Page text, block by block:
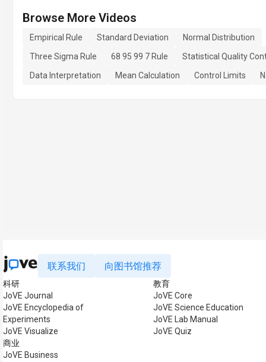
Browse More Videos
Empirical Rule Standard Deviation
Normal Distribution
Three Sigma Rule
68 95 99 7 Rule
Statistical Quality
Data Interpretation
Mean Calculation Control Limits
联系我们 向图书馆推荐
科研
JoVE Journal
JoVE Encyclopedia of
Experiments
JoVE Visualize
商业
JoVE Business
教育
JoVE Core
JoVE Science Education
JoVE Lab Manual
JoVE Quiz